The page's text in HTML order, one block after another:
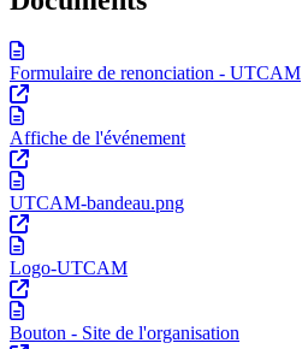
Formulaire de renonciation - UTCAM
Affiche de l'événement
UTCAM-bandeau.png
Logo-UTCAM
Bouton - Site de l'organisation